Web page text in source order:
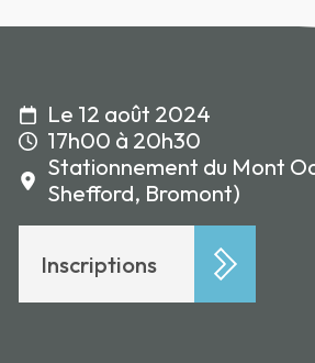
Le 12 août 2024
17h00 à 20h30
Stationnement du Mont
Shefford, Bromont)
Inscriptions